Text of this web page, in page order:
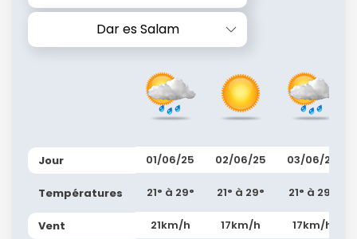
Dar es Salam
Jour
Températures
Vent
01/06/25
21° à 29°
21km/h
02/06/25
21° à 29°
17km/h
03/06/25
21° à 29°
17km/h